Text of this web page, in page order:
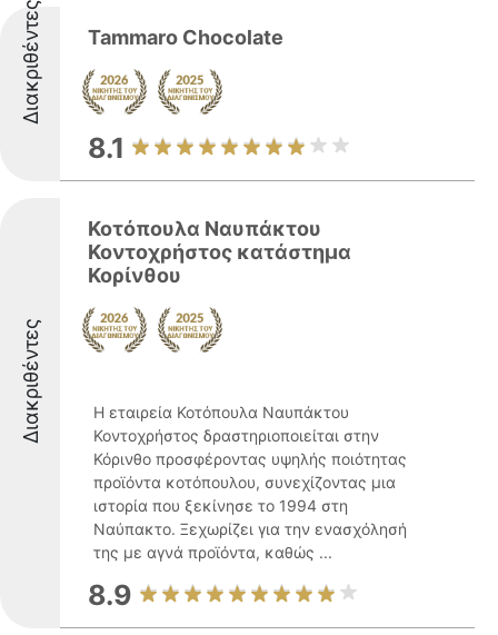
Διακριθέντες Tammaro Chocolate
8.1
Διακριθέντες
Κοτόπουλα Ναυπάκτου
Κοντοχρήστος κατάστημα
Κορίνθου
Η εταιρεία Κοτόπουλα Ναυπάκτου
Κοντοχρήστος δραστηριοποιείται στην
Κόρινθο προσφέροντας υψηλής ποιότητας
προϊόντα κοτόπουλου, συνεχίζοντας μια
ιστορία που ξεκίνησε το 1994 στη
Ναύπακτο. Ξεχωρίζει για την ενασχόλησή
της με αγνά προϊόντα, καθώς ...
8.9